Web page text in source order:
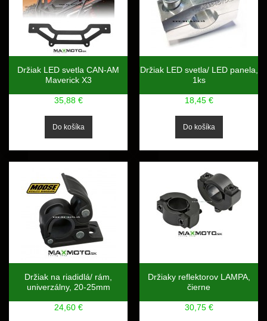
Držiak LED svetla CAN-AM
Maverick X3
35,88 €
Držiak LED svetla/ LED panela,
1ks
18,45 €
Držiak na riadidlá/ rám,
univerzálny, 20-25mm
24,60 €
Držiaky reflektorov LAMPA,
čierne
30,75 €